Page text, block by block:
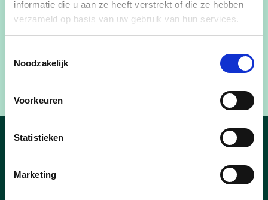
informatie die u aan ze heeft verstrekt of die ze hebben
verzameld op basis van uw gebruik van hun services.
Noodzakelijk
Voorkeuren
Statistieken
Marketing